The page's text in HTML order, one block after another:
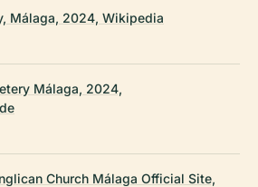
Málaga, 2024, Wikipedia
Málaga, 2024,
Church Málaga Official Site,